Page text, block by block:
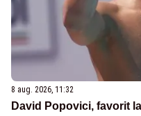
8 aug. 2026, 11:32
David Popovici, favorit